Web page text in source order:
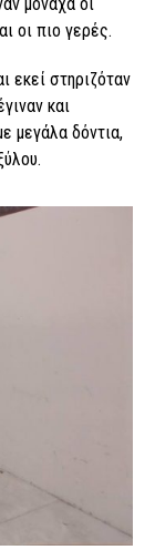
οι πιο γερές.
εκεί στηριζόταν
και
μεγάλα δόντια,